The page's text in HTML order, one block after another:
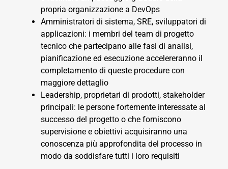
propria organizzazione a DevOps
Amministratori di sistema, SRE, sviluppatori di
applicazioni: i membri del team di progetto
tecnico che partecipano alle fasi di analisi,
pianificazione ed esecuzione accelereranno il
completamento di queste procedure con
maggiore dettaglio
Leadership, proprietari di prodotti, stakeholder
principali: le persone fortemente interessate al
successo del progetto o che forniscono
supervisione e obiettivi acquisiranno una
conoscenza più approfondita del processo in
modo da soddisfare tutti i loro requisiti